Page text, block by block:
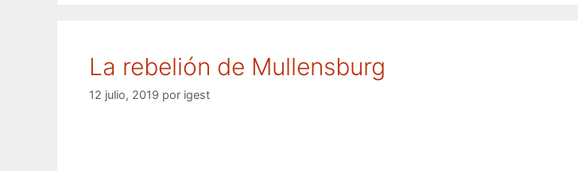
La rebelión de Mullensburg
12 julio, 2019 por igest